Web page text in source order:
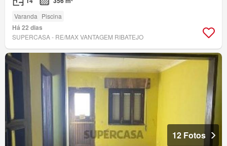
Varanda Piscina
Há 22 dias
SUPERCASA - RE/MAX VANTAGEM RIBATEJO
12 Fotos